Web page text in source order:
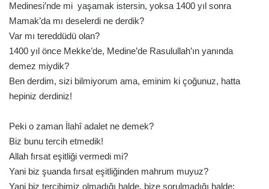
Medinesi’nde mi yaşamak istersin, yoksa 1400 yıl sonra
Mamak’da mı deselerdi ne derdik?
Var mı tereddüdü olan?
1400 yıl önce Mekke’de, Medine’de Rasulullah’ın yanında
demez miydik?
Ben derdim, sizi bilmiyorum ama, eminim ki çoğunuz, hatta
hepiniz derdiniz!
Peki o zaman İlahî adalet ne demek?
Biz bunu tercih etmedik!
Allah fırsat eşitliği vermedi mi?
Yani biz şuanda fırsat eşitliğinden mahrum muyuz?
Yani biz tercihimiz olmadığı halde, bize sorulmadığı halde;